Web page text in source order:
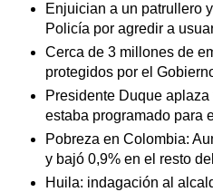
Enjuician a un patrullero
Policía por agredir a
Cerca de 3 millones de
protegidos por el
Presidente Duque
estaba programado para
Pobreza en Colombia:
y bajó 0,9% en el resto
Huila: indagación al